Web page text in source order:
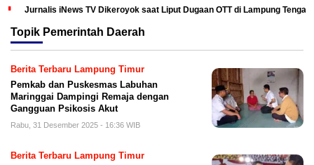
Jurnalis iNews TV Dikeroyok saat Liput Dugaan OTT di Lampung
Topik Pemerintah Daerah
Berita Terbaru Lampung Timur
Pemkab dan Puskesmas Labuhan
Maringgai Dampingi Remaja dengan
Gangguan Psikosis Akut
Rabu, 31 Desember 2025 - 16:36 WIB
Berita Terbaru Lampung Timur